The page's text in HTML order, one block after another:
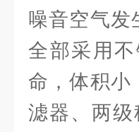
噪音空气发
全部采用
命，体积小
滤器、两